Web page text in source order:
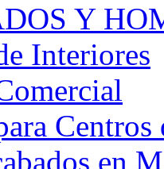
Y
Interiores
en